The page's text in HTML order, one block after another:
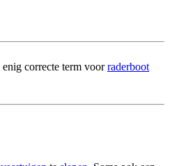
correcte term voorraderboot